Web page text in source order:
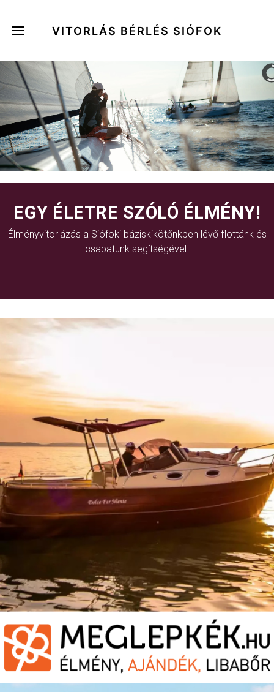
VITORLÁS BÉRLÉS SIÓFOK
EGY ÉLETRE SZÓLÓ ÉLMÉNY!
Élményvitorlázás a Siófoki báziskikötőnkben lévő flottánk és
csapatunk segítségével.